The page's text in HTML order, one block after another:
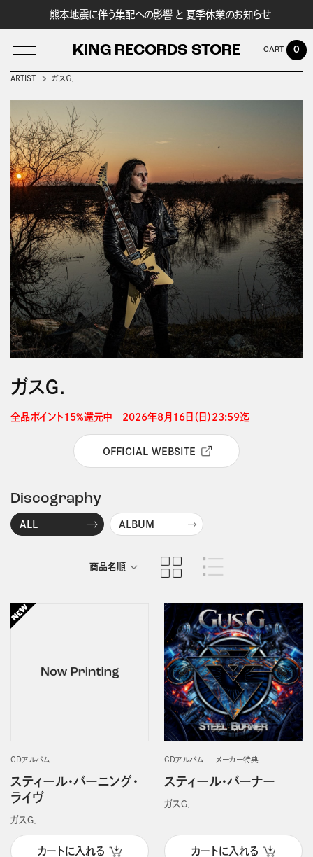
熊本地震に伴う集配への影響 と 夏季休業のお知らせ
KING RECORDS STORE
LOG IN
0
ARTIST ガスＧ．
ガスＧ．
全品ポイント15%還元中　2026年8月16日（日）23:59迄
OFFICIAL WEBSITE
Discography
ALL ALBUM
商品名順
CDアルバム
スティール・バーニング・
ライヴ
ガスＧ．
カートに入れる
CDアルバム メーカー特典
スティール・バーナー
ガスＧ．
カートに入れる